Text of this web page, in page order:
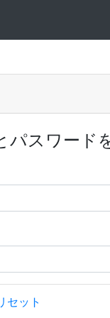
パスワード
セット